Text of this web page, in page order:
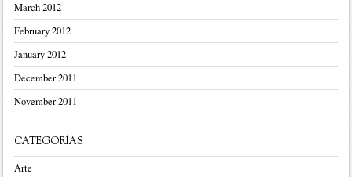
March 2012
February 2012
January 2012
December 2011
November 2011
CATEGORÍAS
Arte